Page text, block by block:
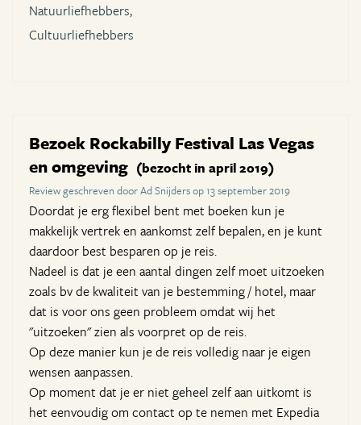
Natuurliefhebbers,
Cultuurliefhebbers
Bezoek Rockabilly Festival Las Vegas
en omgeving (bezocht in april 2019)
Review geschreven door Ad Snijders op 13 september 2019
Doordat je erg flexibel bent met boeken kun je
makkelijk vertrek en aankomst zelf bepalen, en je kunt
daardoor best besparen op je reis.
Nadeel is dat je een aantal dingen zelf moet uitzoeken
zoals bv de kwaliteit van je bestemming / hotel, maar
dat is voor ons geen probleem omdat wij het
"uitzoeken" zien als voorpret op de reis.
Op deze manier kun je de reis volledig naar je eigen
wensen aanpassen.
Op moment dat je er niet geheel zelf aan uitkomt is
het eenvoudig om contact op te nemen met Expedia